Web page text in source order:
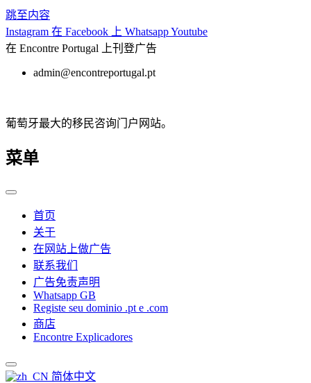
跳至内容
Instagram 在 Facebook 上 WhatsappYoutube
在 Encontre Portugal 上刊登广告
admin@encontreportugal.pt
葡萄牙最大的移民咨询门户网站。
菜单
首页
关于
在网站上做广告
联系我们
广告免责声明
Whatsapp GB
Registe seu dominio .pt e .com
商店
Encontre Explicadores
简体中文